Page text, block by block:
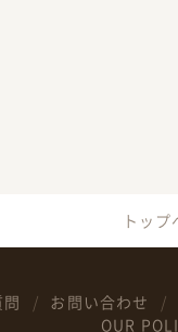
トッ
お問い合わせ
OUR